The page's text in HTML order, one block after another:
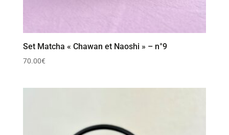
Set Matcha « Chawan et Naoshi » – n°9
70.00€